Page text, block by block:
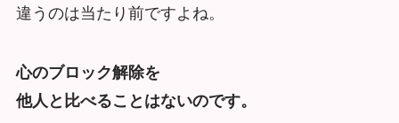
違うのは当たり前ですよね。
心のブロック解除を
他人と比べることはないのです。